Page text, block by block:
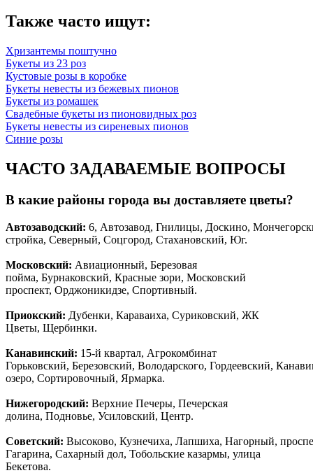
Также часто ищут:
Хризантемы поштучно
Букеты из 23 роз
Кустовые розы в коробке
Букеты невесты из бежевых пионов
Букеты из ромашек
Свадебные букеты из пионовидных роз
Букеты невесты из сиреневых пионов
Синие розы
ЧАСТО ЗАДАВАЕМЫЕ ВОПРОСЫ
В какие районы города вы доставляете цветы?
Автозаводский: 6, Автозавод, Гнилицы, Доскино,
стройка, Северный, Соцгород, Стахановский, Юг.
Московский: Авиационный, Березовая
пойма, Бурнаковский, Красные зори, Московский
проспект, Орджоникидзе, Спортивный.
Приокский: Дубенки, Караваиха, Суриковский, ЖК
Цветы, Щербинки.
Канавинский: 15-й квартал, Агрокомбинат
Горьковский, Березовский, Володарского, Гордеевский,
озеро, Сортировочный, Ярмарка.
Нижегородский: Верхние Печеры, Печерская
долина, Подновье, Усиловский, Центр.
Советский: Высоково, Кузнечиха, Лапшиха, Нагорный,
Гагарина, Сахарный дол, Тобольские казармы, улица
Бекетова.